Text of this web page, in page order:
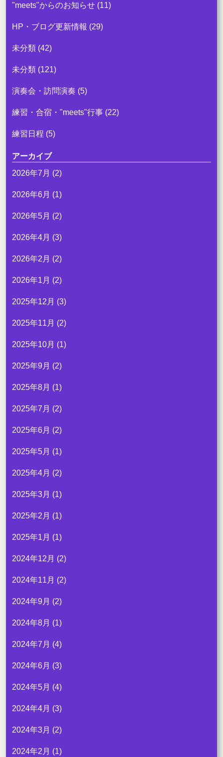
"meets"からのお知らせ (11)
HP・ブログ更新情報 (29)
未分類 (42)
未分類 (121)
演奏会・訪問演奏 (5)
練習・合宿・"meets"行事 (22)
練習日程 (5)
アーカイブ
2026年7月 (2)
2026年6月 (1)
2026年5月 (2)
2026年4月 (3)
2026年2月 (2)
2026年1月 (2)
2025年12月 (3)
2025年11月 (2)
2025年10月 (1)
2025年9月 (2)
2025年8月 (1)
2025年7月 (2)
2025年6月 (2)
2025年5月 (1)
2025年4月 (2)
2025年3月 (1)
2025年2月 (1)
2025年1月 (1)
2024年12月 (2)
2024年11月 (2)
2024年9月 (2)
2024年8月 (1)
2024年7月 (4)
2024年6月 (3)
2024年5月 (4)
2024年4月 (3)
2024年3月 (2)
2024年2月 (1)